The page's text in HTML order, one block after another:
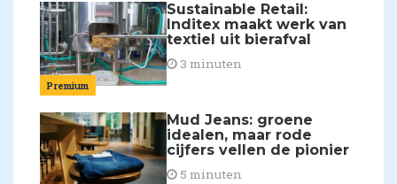
Premium
Sustainable Retail:
Inditex maakt werk van
textiel uit bierafval
3 minuten
Mud Jeans: groene
idealen, maar rode
cijfers vellen de pionier
5 minuten